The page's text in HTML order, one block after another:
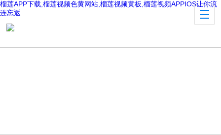
榴莲APP下载,榴莲视频色黄网站,榴莲视频黄板,榴莲视频APPIOS让你流
连忘返